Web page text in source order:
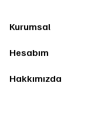
Kurumsal
Hesabım
Hakkımızda